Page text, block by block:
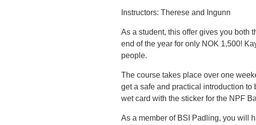
Instructors: Therese and Ingunn
As a student, this offer gives you both
end of the year for only NOK 1,500!
people.
The course takes place over one
get a safe and practical introduction
wet card with the sticker for the NPF
As a member of BSI Padling, you will